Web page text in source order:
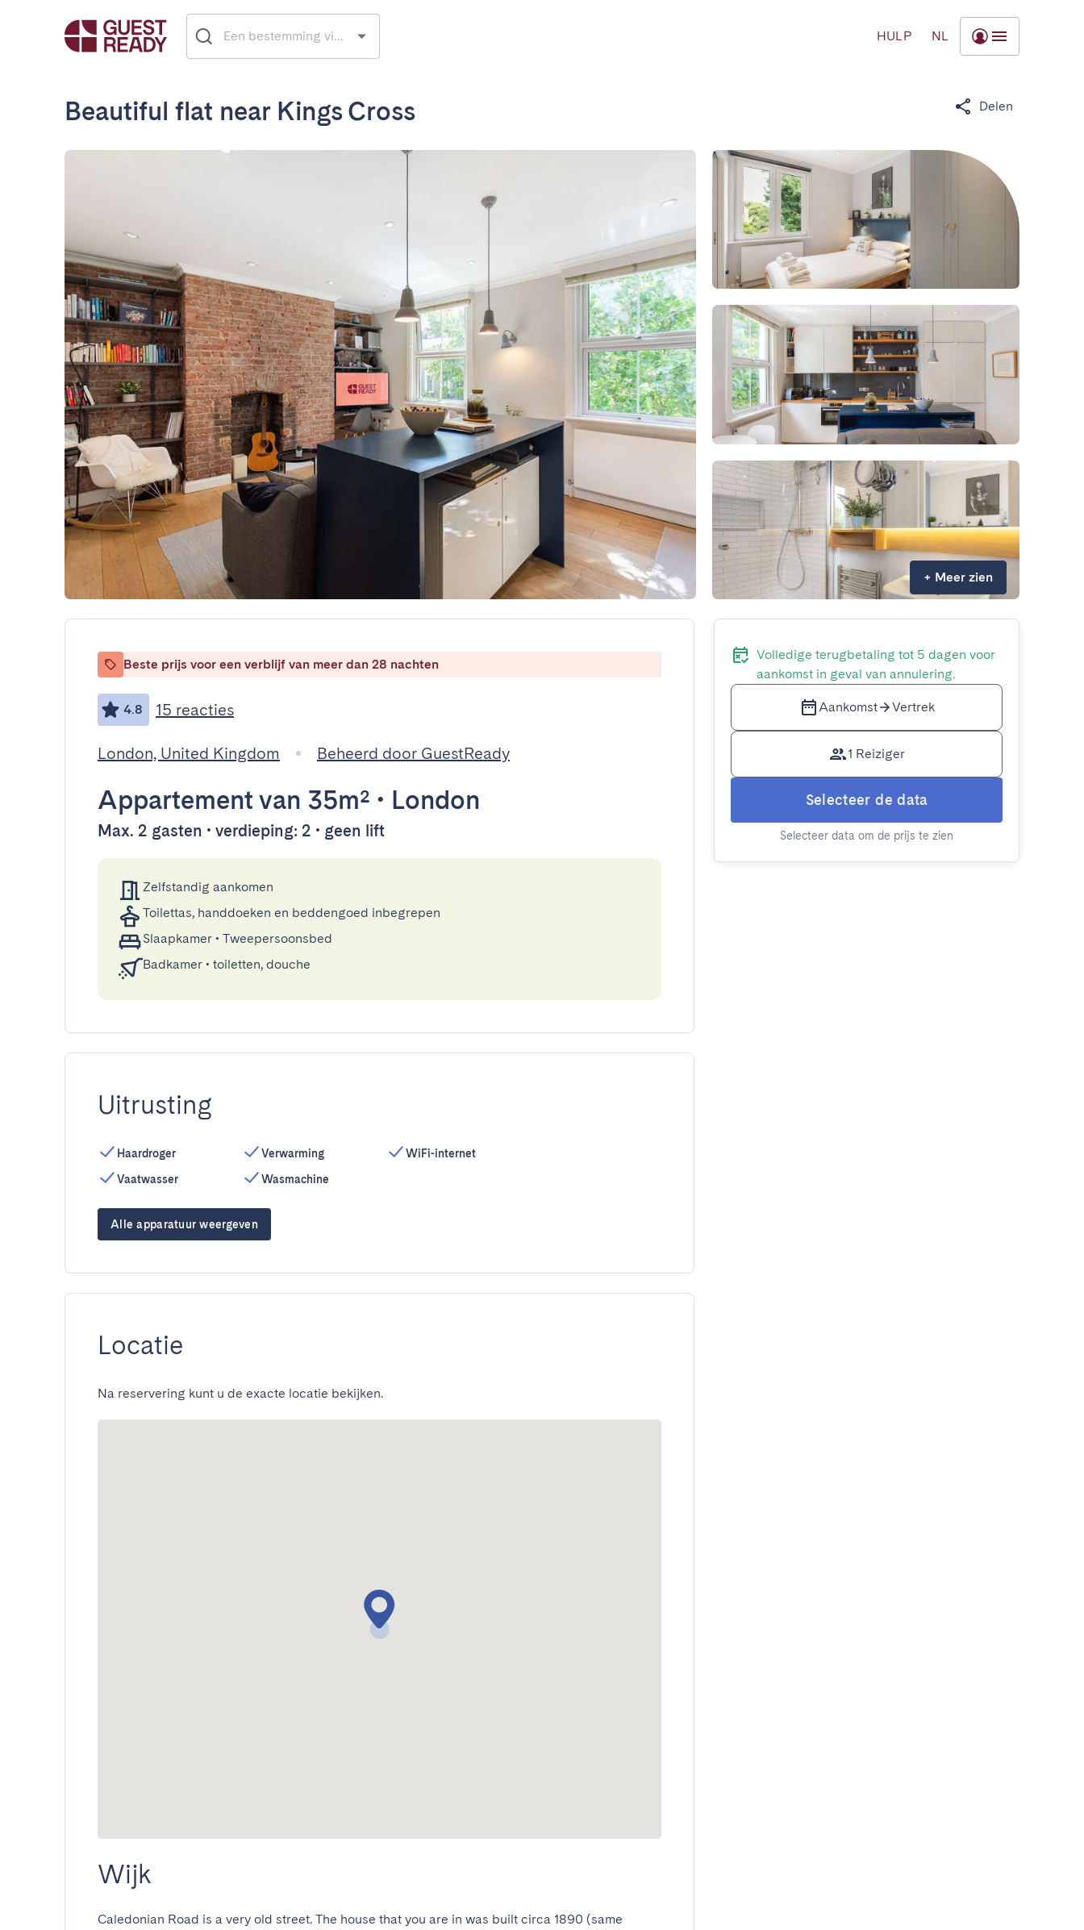
HULP NL
Beautiful flat near Kings Cross Delen
+ Meer zien
Beste prijs voor een verblijf van meer dan 28 nachten
4.8 15 reacties
London, United Kingdom Beheerd door GuestReady
Appartement van 35m² • London
Max. 2 gasten • verdieping: 2 • geen lift
Zelfstandig aankomen
Toilettas, handdoeken en beddengoed inbegrepen
Slaapkamer • Tweepersoonsbed
Badkamer • toiletten, douche
Uitrusting
Haardroger
Vaatwasser
Verwarming
Wasmachine
WiFi-internet
Alle apparatuur weergeven
Locatie
Na reservering kunt u de exacte locatie bekijken.
Wijk
Caledonian Road is a very old street. The house that you are in was built circa 1890 (same
Volledige terugbetaling tot 5 dagen voor
aankomst in geval van annulering.
Aankomst Vertrek
1 Reiziger
Selecteer de data
Selecteer data om de prijs te zien